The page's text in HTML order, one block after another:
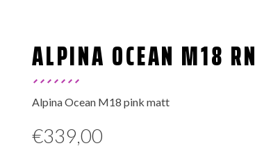
ALPINA OCEAN M18 RN
Alpina Ocean M18 pink matt
€339,00